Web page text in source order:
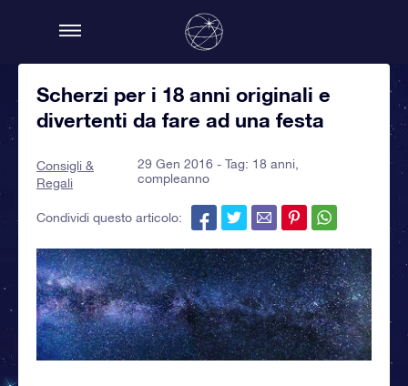
Scherzi per i 18 anni originali e
divertenti da fare ad una festa
Consigli &
Regali
29 Gen 2016 - Tag: 18 anni,
compleanno
Condividi questo articolo: